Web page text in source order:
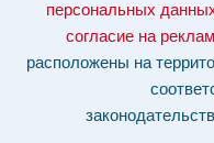
персональных
согласие на
расположены на
info@tvpolimer.ru| по телефону8
соответствии с российским
Сайт носит исключительно